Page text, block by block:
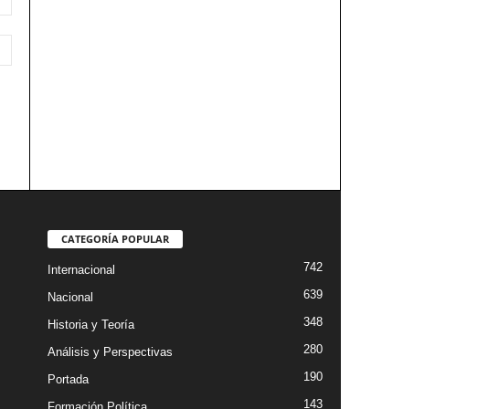
CATEGORÍA POPULAR
Internacional 742
Nacional 639
Historia y Teoría 348
Análisis y Perspectivas 280
Portada 190
143